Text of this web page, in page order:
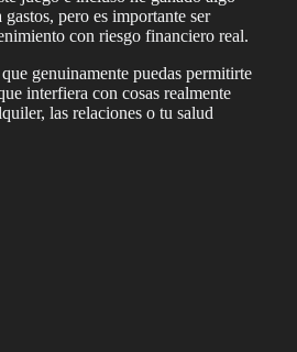
pero es importante ser
con riesgo financiero real.
genuinamente puedas permitirte
interfiera con cosas realmente
las relaciones o tu salud